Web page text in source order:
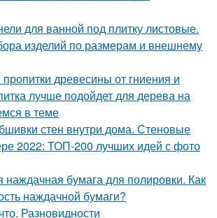
для ванной под плитку листовые.
изделий по размерам и внешнему
древесины от гниения и
лучше подойдет для дерева на
в теме
стен внутри дома. Стеновые
2022: ТОП-200 лучших идей с фото
бумага для полировки. Как
наждачной бумаги?
Разновидности